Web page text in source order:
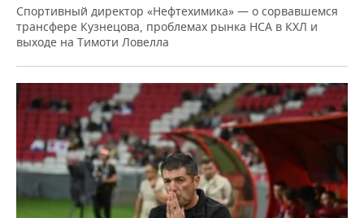
Спортивный директор «Нефтехимика» — о сорвавшемся
трансфере Кузнецова, проблемах рынка НСА в КХЛ и
выходе на Тимоти Ловелла